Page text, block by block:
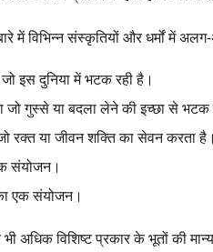
में विभिन्न संस्कृतियों और धर्मों में
इस दुनिया में भटक रही है।
जो गुस्से या बदला लेने की इच्छा से भटक
रक्त या जीवन शक्ति का सेवन करता है।
संयोजन।
एक संयोजन।
विशिष्ट प्रकार के भूतों की